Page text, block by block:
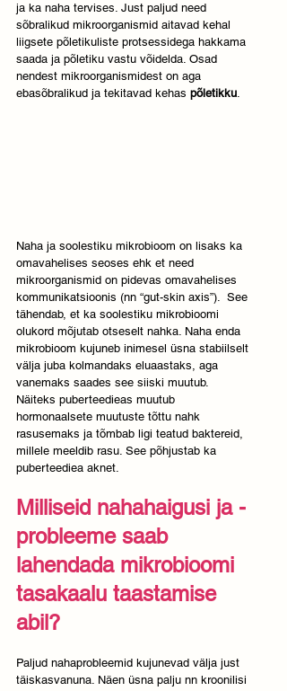
ja ka naha tervises. Just paljud need
sõbralikud mikroorganismid aitavad kehal
liigsete põletikuliste protsessidega hakkama
saada ja põletiku vastu võidelda. Osad
nendest mikroorganismidest on aga
ebasõbralikud ja tekitavad kehas põletikku.
Naha ja soolestiku mikrobioom on lisaks ka
omavahelises seoses ehk et need
mikroorganismid on pidevas omavahelises
kommunikatsioonis (nn “gut-skin axis”).  See
tähendab, et ka soolestiku mikrobioomi
olukord mõjutab otseselt nahka. Naha enda
mikrobioom kujuneb inimesel üsna stabiilselt
välja juba kolmandaks eluaastaks, aga
vanemaks saades see siiski muutub.
Näiteks puberteedieas muutub
hormonaalsete muutuste tõttu nahk
rasusemaks ja tõmbab ligi teatud baktereid,
millele meeldib rasu. See põhjustab ka
puberteediea aknet.
Milliseid nahahaigusi ja -
probleeme saab
lahendada mikrobioomi
tasakaalu taastamise
abil?
Paljud nahaprobleemid kujunevad välja just
täiskasvanuna. Näen üsna palju nn kroonilisi